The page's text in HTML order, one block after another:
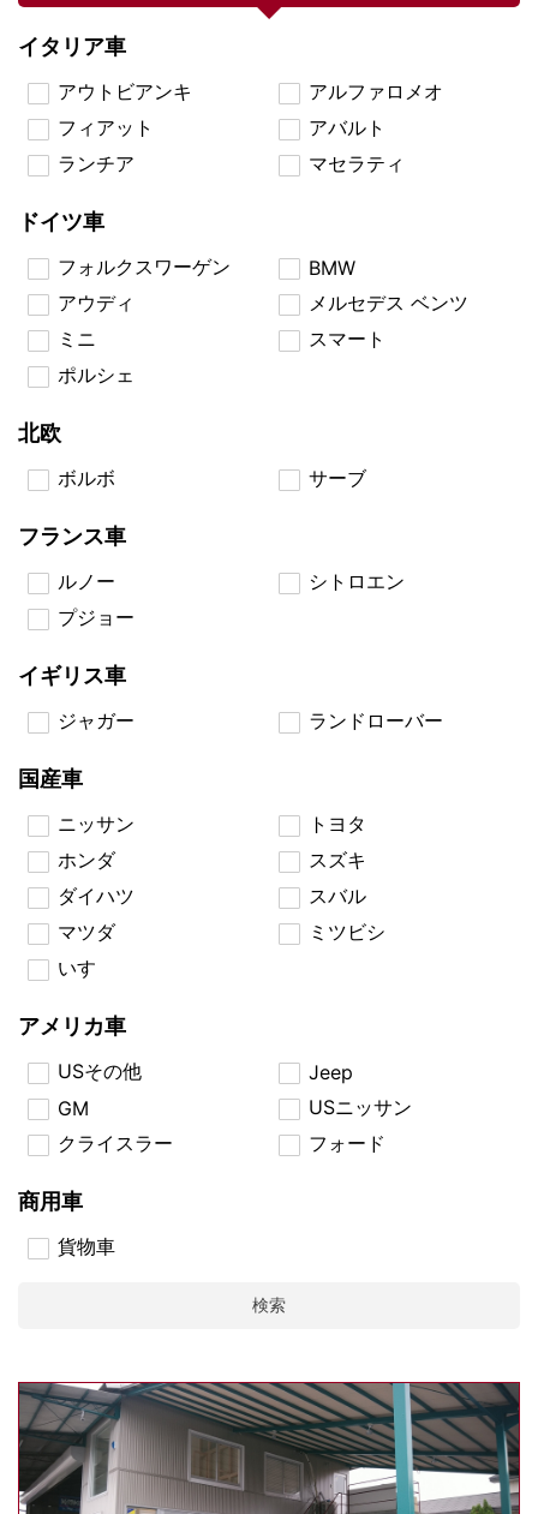
イタリア車
アウトビアンキ
アルファロメオ
フィアット
アバルト
ランチア
マセラティ
ドイツ車
フォルクスワーゲン
BMW
アウディ
メルセデス ベンツ
ミニ
スマート
ポルシェ
北欧
ボルボ サーブ
フランス車
ルノー
シトロエン
プジョー
イギリス車
ジャガー ランドローバー
国産車
ニッサン
トヨタ
ホンダ
スズキ
ダイハツ
スバル
マツダ
ミツビシ
いすゞ
アメリカ車
USその他
Jeep
GM
USニッサン
クライスラー
フォード
商用車
貨物車
検索